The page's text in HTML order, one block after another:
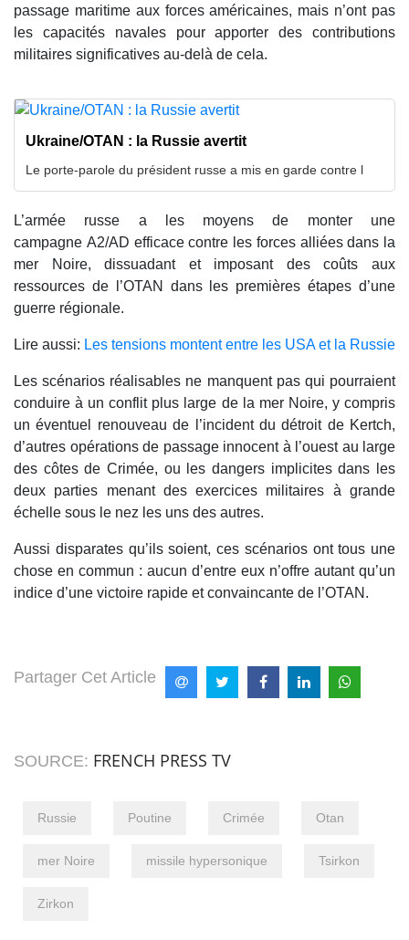
passage maritime aux forces américaines, mais n’ont pas
les capacités navales pour apporter des contributions
militaires significatives au-delà de cela.
Ukraine/OTAN : la Russie avertit
Le porte-parole du président russe a mis en garde contre l
L’armée russe a les moyens de monter une
campagne A2/AD efficace contre les forces alliées dans la
mer Noire, dissuadant et imposant des coûts aux
ressources de l’OTAN dans les premières étapes d’une
guerre régionale.
Lire aussi: Les tensions montent entre les USA et la Russie
Les scénarios réalisables ne manquent pas qui pourraient
conduire à un conflit plus large de la mer Noire, y compris
un éventuel renouveau de l’incident du détroit de Kertch,
d’autres opérations de passage innocent à l’ouest au large
des côtes de Crimée, ou les dangers implicites dans les
deux parties menant des exercices militaires à grande
échelle sous le nez les uns des autres.
Aussi disparates qu’ils soient, ces scénarios ont tous une
chose en commun : aucun d’entre eux n’offre autant qu’un
indice d’une victoire rapide et convaincante de l’OTAN.
Partager Cet Article
SOURCE: FRENCH PRESS TV
Russie Poutine Crimée Otan
mer Noire missile hypersonique Tsirkon
Zirkon